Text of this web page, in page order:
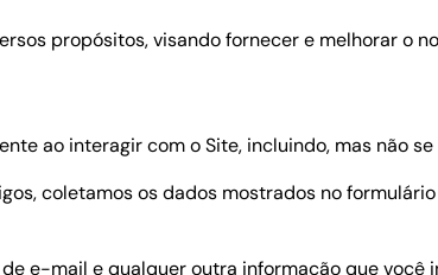
propósitos, visando fornecer e melhorar o
ao interagir com o Site, incluindo, mas não
coletamos os dados mostrados no
e-mail e qualquer outra informação que